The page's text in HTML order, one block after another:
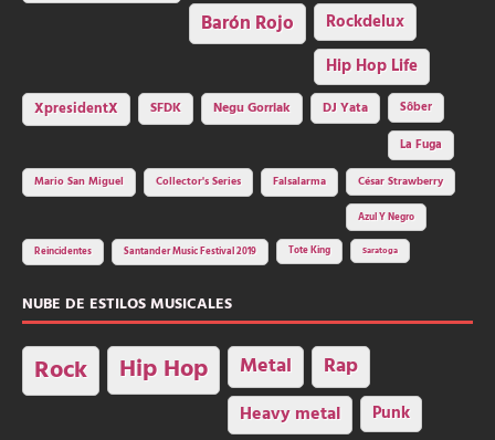
Barón Rojo Rockdelux
Hip Hop Life
XpresidentX SFDK Negu Gorriak DJ Yata
Sôber
La Fuga
Mario San Miguel
Collector's Series Falsalarma César Strawberry
Azul Y Negro
Reincidentes Santander Music Festival 2019 Tote King Saratoga
NUBE DE ESTILOS MUSICALES
Rock Hip Hop Metal Rap
Heavy metal Punk